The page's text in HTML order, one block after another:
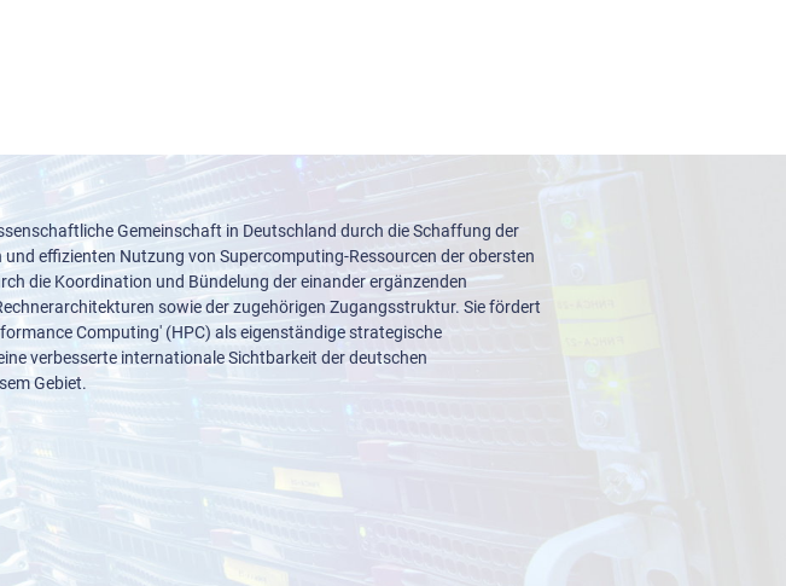
Gemeinschaft in Deutschland durch die Schaffung der
effizienten Nutzung von Supercomputing-Ressourcen der obersten
die Koordination und Bündelung der einander ergänzenden
sowie der zugehörigen Zugangsstruktur. Sie fördert
Computing' (HPC) als eigenständige strategische
verbesserte internationale Sichtbarkeit der deutschen
Gebiet.